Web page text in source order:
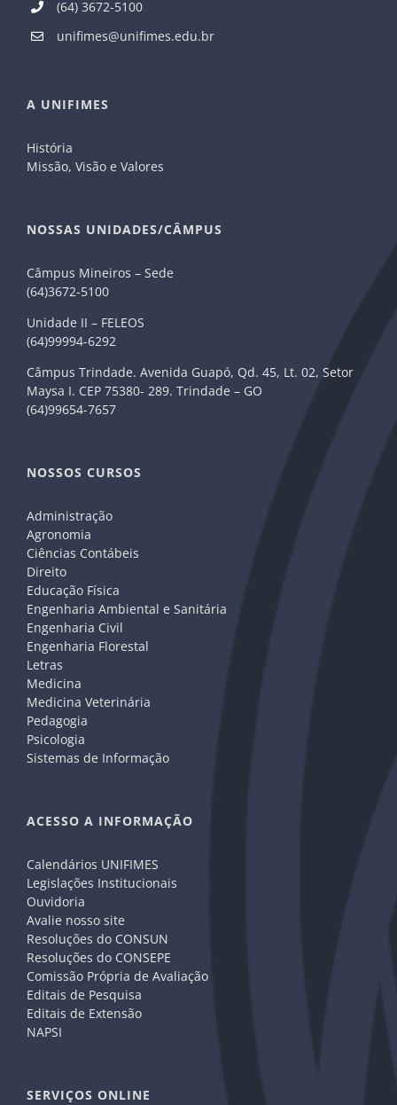
(64) 3672-5100
unifimes@unifimes.edu.br
A UNIFIMES
História
Missão, Visão e Valores
NOSSAS UNIDADES/CÂMPUS
Câmpus Mineiros – Sede
(64)3672-5100
Unidade II – FELEOS
(64)99994-6292
Câmpus Trindade. Avenida Guapó, Qd. 45, Lt. 02, Setor
Maysa I. CEP 75380- 289. Trindade – GO
(64)99654-7657
NOSSOS CURSOS
Administração
Agronomia
Ciências Contábeis
Direito
Educação Física
Engenharia Ambiental e Sanitária
Engenharia Civil
Engenharia Florestal
Letras
Medicina
Medicina Veterinária
Pedagogia
Psicologia
Sistemas de Informação
ACESSO A INFORMAÇÃO
Calendários UNIFIMES
Legislações Institucionais
Ouvidoria
Avalie nosso site
Resoluções do CONSUN
Resoluções do CONSEPE
Comissão Própria de Avaliação
Editais de Pesquisa
Editais de Extensão
NAPSI
SERVIÇOS ONLINE